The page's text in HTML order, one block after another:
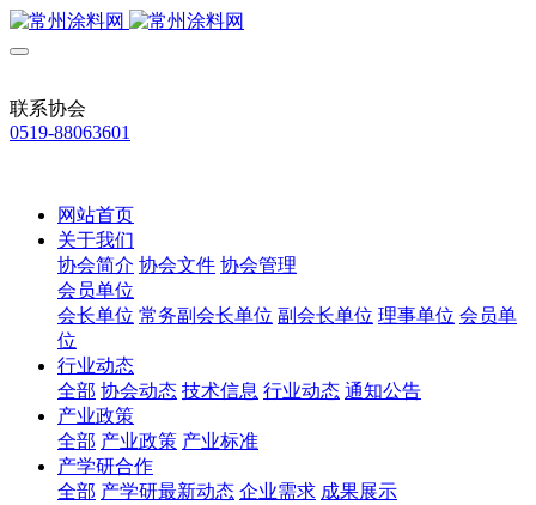
联系协会
0519-88063601
网站首页
关于我们
协会简介 协会文件 协会管理
会员单位
会长单位 常务副会长单位 副会长单位 理事单位 会员单
位
行业动态
全部 协会动态 技术信息 行业动态 通知公告
产业政策
全部 产业政策 产业标准
产学研合作
全部 产学研最新动态 企业需求 成果展示